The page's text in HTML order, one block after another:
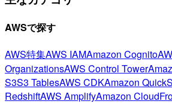
AWSで探す
AWS特集AWS IAMAmazon Cognito
OrganizationsAWS Control Tower
S3S3 TablesAWS CDKAmazon
RedshiftAWS AmplifyAmazon